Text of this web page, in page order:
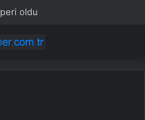
oldu